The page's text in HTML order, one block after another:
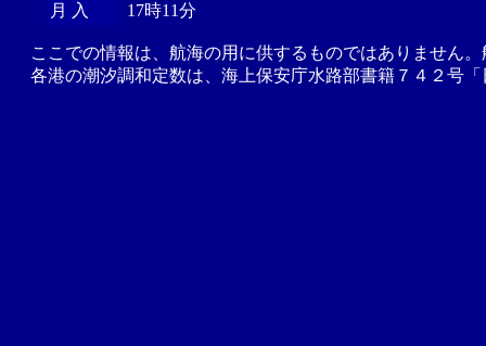
月 入
17時11分
ここでの情報は、航海の用に供するものではありません
各港の潮汐調和定数は、海上保安庁水路部書籍７４２号